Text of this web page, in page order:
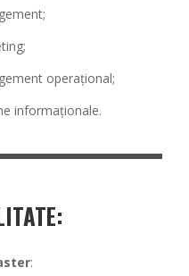
operațional;
informaționale.
: